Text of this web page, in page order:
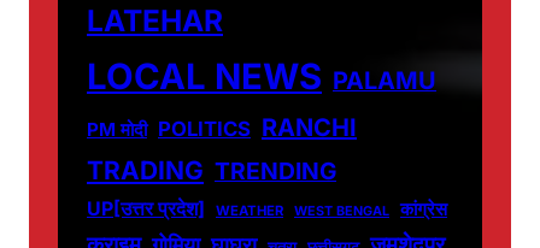
LATEHAR
LOCAL NEWS PALAMU
PM मोदी POLITICS RANCHI
TRADING TRENDING
UP[उत्तर प्रदेश] WEATHER WEST BENGAL कांग्रेस